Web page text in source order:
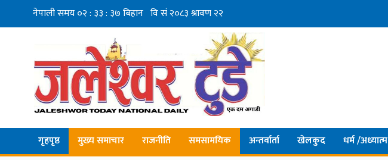
गृहपृष्ठ मुख्य समाचार राजनीति समसामयिक अन्तर्वार्ता खेलकुद धर्म /अध्यात्म